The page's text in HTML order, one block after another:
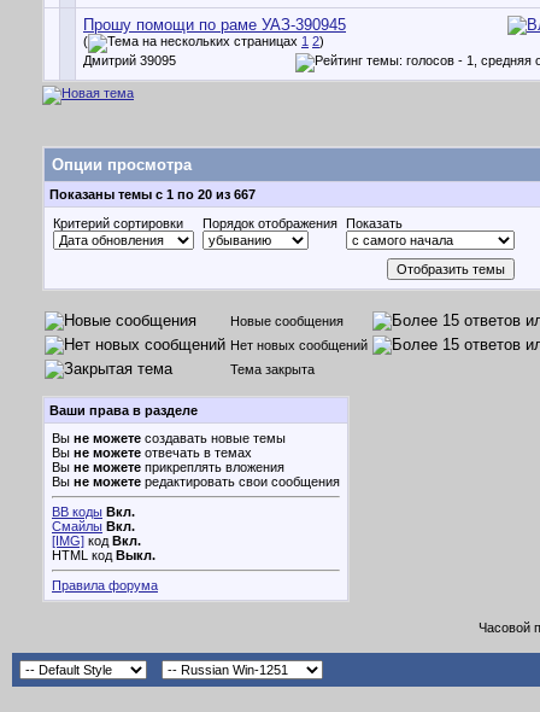
Прошу помощи по раме УАЗ-390945
( 1 2)
Дмитрий 39095
Опции просмотра
Показаны темы с 1 по 20 из 667
Критерий сортировки
Порядок отображения Показать
Новые сообщения
Нет новых сообщений
Тема закрыта
Ваши права в разделе
Вы не можете создавать новые темы
Вы не можете отвечать в темах
Вы не можете прикреплять вложения
Вы не можете редактировать свои сообщения
BB коды Вкл.
Смайлы Вкл.
[IMG] код Вкл.
HTML код Выкл.
Правила форума
Часовой